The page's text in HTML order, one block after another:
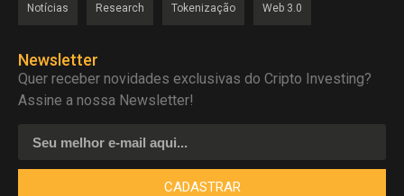
Notícias Research Tokenização Web 3.0
Newsletter
Quer receber novidades exclusivas do Cripto Investing?
Assine a nossa Newsletter!
CADASTRAR